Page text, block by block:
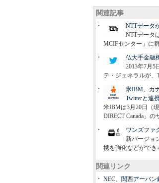
関連記事
NTTデータ
NTTデータ
MCIFセンター」に
仏大手金融
2013年7月5
テ・ジェネラルが、
米IBM、カ
Twitterと連
米IBMは3月20日（
DIRECT Canada」
ワンズファ
新バージョ
携を強化などができ
関連リンク
NEC、関西アーバ